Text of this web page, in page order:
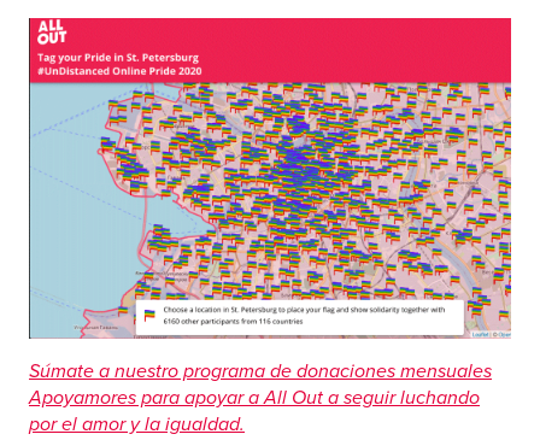
Súmate a nuestro programa de donaciones mensuales
Apoyamores para apoyar a All Out a seguir luchando
por el amor y la igualdad.